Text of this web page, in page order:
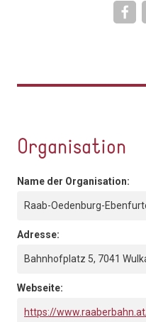
Organisation
Name der Organisation:
Raab-Oedenburg-
Adresse:
Bahnhofplatz 5, 7041
Webseite:
https://